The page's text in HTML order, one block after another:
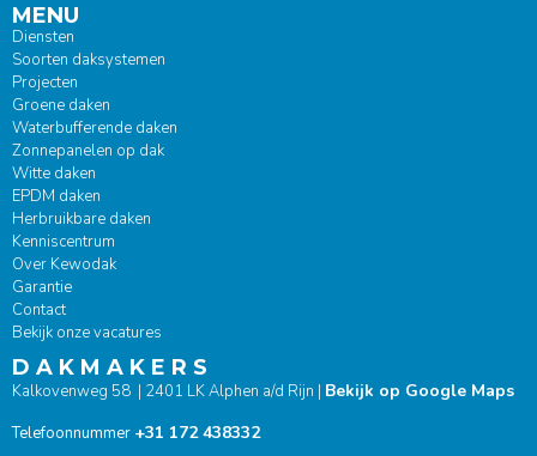
MENU
Diensten
Soorten daksystemen
Projecten
Groene daken
Waterbufferende daken
Zonnepanelen op dak
Witte daken
EPDM daken
Herbruikbare daken
Kenniscentrum
Over Kewodak
Garantie
Contact
Bekijk onze vacatures
D A K M A K E R S
Kalkovenweg 58 | 2401 LK Alphen a/d Rijn | Bekijk op Google Maps
Telefoonnummer +31 172 438332